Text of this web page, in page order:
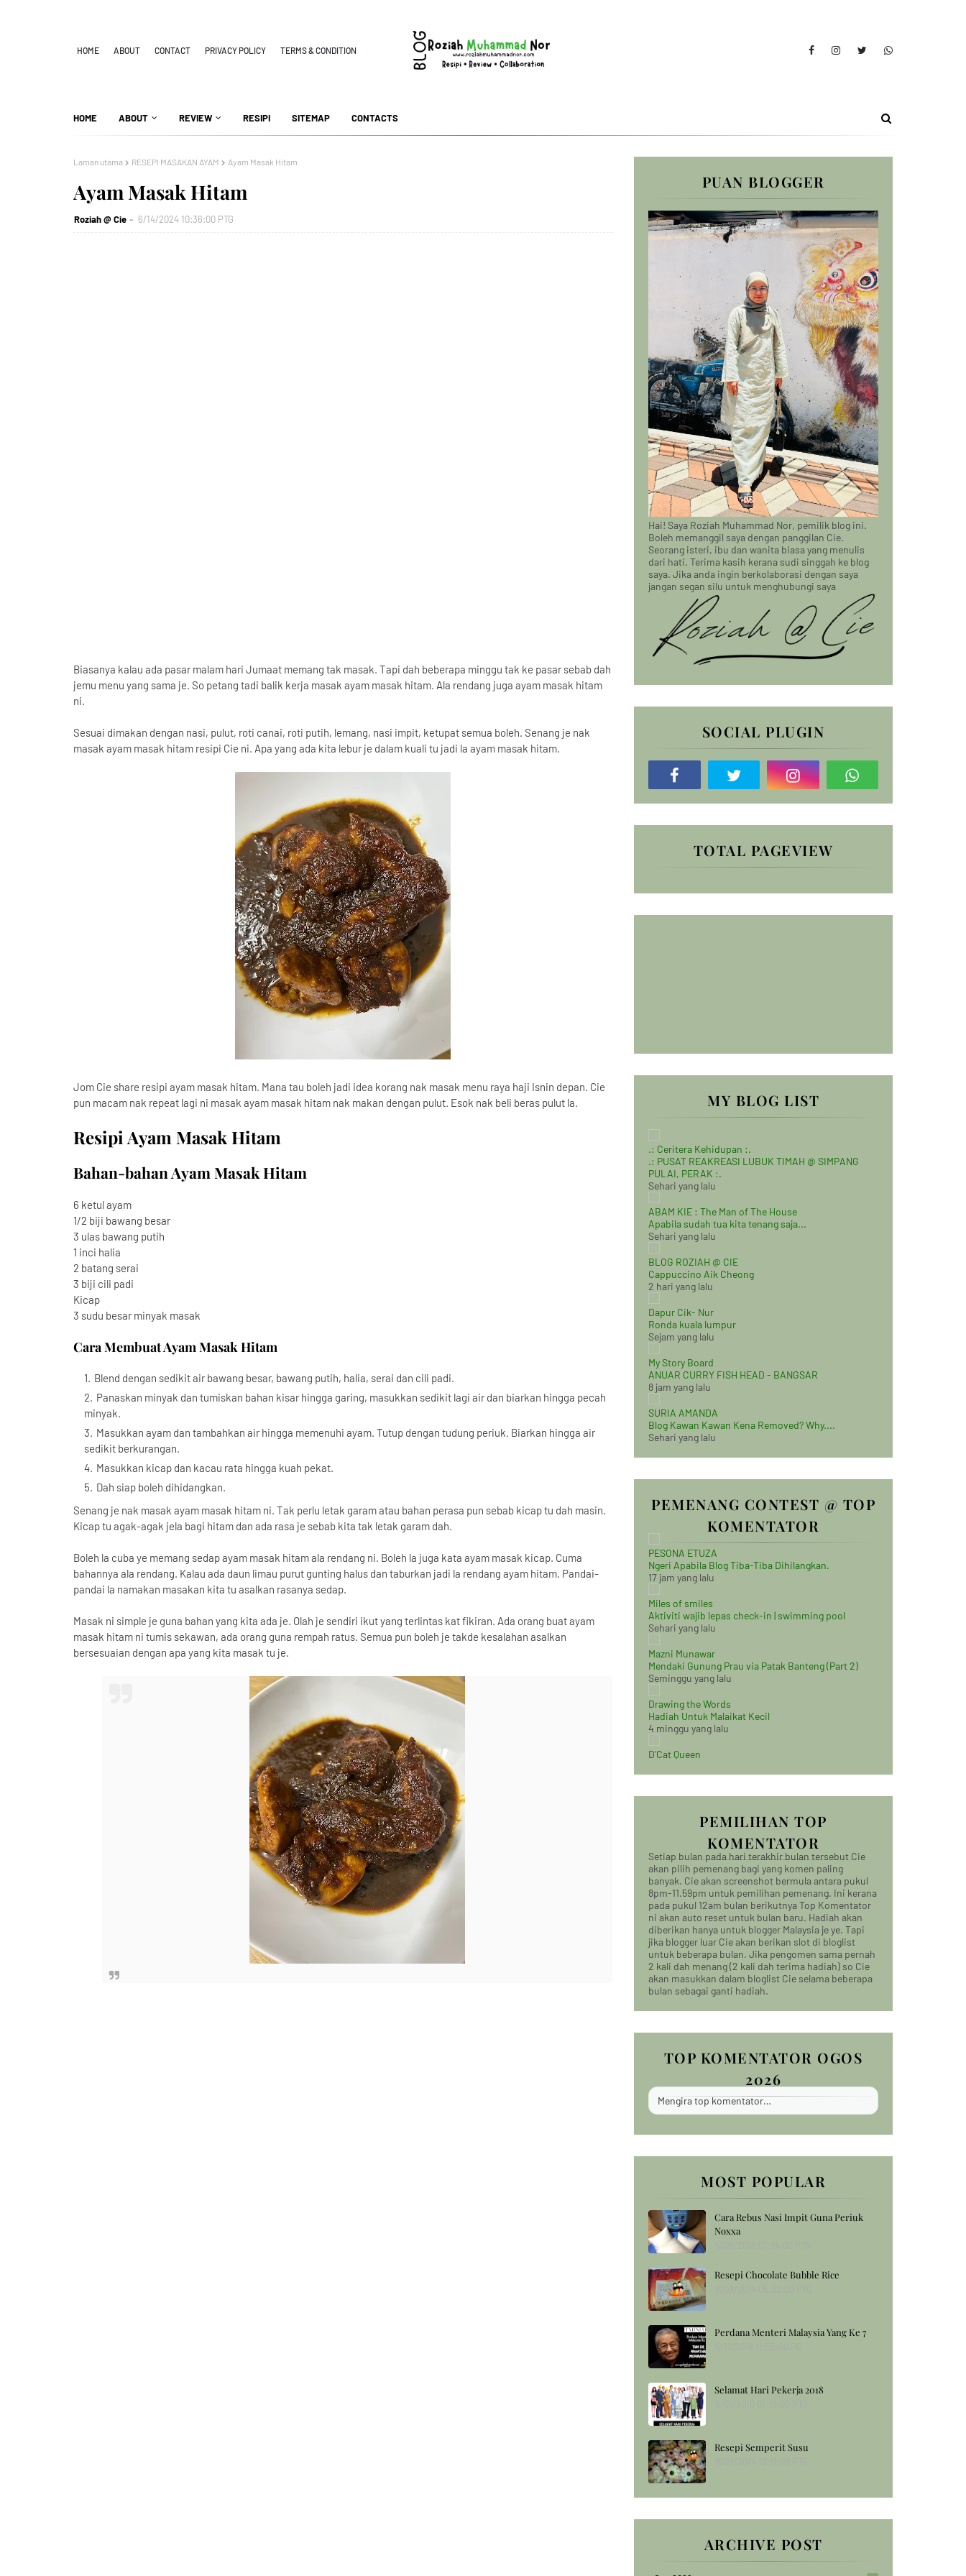
HOME ABOUT CONTACT PRIVACY POLICY TERMS & CONDITION
HOME ABOUT REVIEW RESIPI SITEMAP CONTACTS
Laman utama RESEPI MASAKAN AYAM Ayam Masak Hitam
Ayam Masak Hitam
Roziah @ Cie 6/14/2024 10:36:00 PTG
Biasanya kalau ada pasar malam hari Jumaat memang tak masak. Tapi dah beberapa minggu tak ke pasar sebab dah
jemu menu yang sama je. So petang tadi balik kerja masak ayam masak hitam. Ala rendang juga ayam masak hitam
ni.
Sesuai dimakan dengan nasi, pulut, roti canai, roti putih, lemang, nasi impit, ketupat semua boleh. Senang je nak
masak ayam masak hitam resipi Cie ni. Apa yang ada kita lebur je dalam kuali tu jadi la ayam masak hitam.
Jom Cie share resipi ayam masak hitam. Mana tau boleh jadi idea korang nak masak menu raya haji Isnin depan. Cie
pun macam nak repeat lagi ni masak ayam masak hitam nak makan dengan pulut. Esok nak beli beras pulut la.
Resipi Ayam Masak Hitam
Bahan-bahan Ayam Masak Hitam
6 ketul ayam
1/2 biji bawang besar
3 ulas bawang putih
1 inci halia
2 batang serai
3 biji cili padi
Kicap
3 sudu besar minyak masak
Cara Membuat Ayam Masak Hitam
Blend dengan sedikit air bawang besar, bawang putih, halia, serai dan cili padi.
Panaskan minyak dan tumiskan bahan kisar hingga garing, masukkan sedikit lagi air dan biarkan hingga pecah
minyak.
Masukkan ayam dan tambahkan air hingga memenuhi ayam. Tutup dengan tudung periuk. Biarkan hingga air
sedikit berkurangan.
Masukkan kicap dan kacau rata hingga kuah pekat.
Dah siap boleh dihidangkan.
Senang je nak masak ayam masak hitam ni. Tak perlu letak garam atau bahan perasa pun sebab kicap tu dah masin.
Kicap tu agak-agak jela bagi hitam dan ada rasa je sebab kita tak letak garam dah.
Boleh la cuba ye memang sedap ayam masak hitam ala rendang ni. Boleh la juga kata ayam masak kicap. Cuma
bahannya ala rendang. Kalau ada daun limau purut gunting halus dan taburkan jadi la rendang ayam hitam. Pandai-
pandai la namakan masakan kita tu asalkan rasanya sedap.
Masak ni simple je guna bahan yang kita ada je. Olah je sendiri ikut yang terlintas kat fikiran. Ada orang buat ayam
masak hitam ni tumis sekawan, ada orang guna rempah ratus. Semua pun boleh je takde kesalahan asalkan
bersesuaian dengan apa yang kita masak tu je.
PUAN BLOGGER
Hai! Saya Roziah Muhammad Nor, pemilik blog ini.
Boleh memanggil saya dengan panggilan Cie.
Seorang isteri, ibu dan wanita biasa yang menulis
dari hati. Terima kasih kerana sudi singgah ke blog
saya. Jika anda ingin berkolaborasi dengan saya
jangan segan silu untuk menghubungi saya
SOCIAL PLUGIN
TOTAL PAGEVIEW
MY BLOG LIST
.: Ceritera Kehidupan :.
.: PUSAT REAKREASI LUBUK TIMAH @ SIMPANG
PULAI, PERAK :.
Sehari yang lalu
ABAM KIE : The Man of The House
Apabila sudah tua kita tenang saja...
Sehari yang lalu
BLOG ROZIAH @ CIE
Cappuccino Aik Cheong
2 hari yang lalu
Dapur Cik- Nur
Ronda kuala lumpur
Sejam yang lalu
My Story Board
ANUAR CURRY FISH HEAD - BANGSAR
8 jam yang lalu
SURIA AMANDA
Blog Kawan Kawan Kena Removed? Why....
Sehari yang lalu
PEMENANG CONTEST @ TOP
KOMENTATOR
PESONA ETUZA
Ngeri Apabila Blog Tiba-Tiba Dihilangkan.
17 jam yang lalu
Miles of smiles
Aktiviti wajib lepas check-in | swimming pool
Sehari yang lalu
Mazni Munawar
Mendaki Gunung Prau via Patak Banteng (Part 2)
Seminggu yang lalu
Drawing the Words
Hadiah Untuk Malaikat Kecil
4 minggu yang lalu
D'Cat Queen
PEMILIHAN TOP
KOMENTATOR
Setiap bulan pada hari terakhir bulan tersebut Cie
akan pilih pemenang bagi yang komen paling
banyak. Cie akan screenshot bermula antara pukul
8pm-11.59pm untuk pemilihan pemenang. Ini kerana
pada pukul 12am bulan berikutnya Top Komentator
ni akan auto reset untuk bulan baru. Hadiah akan
diberikan hanya untuk blogger Malaysia je ye. Tapi
jika blogger luar Cie akan berikan slot di bloglist
untuk beberapa bulan. Jika pengomen sama pernah
2 kali dah menang (2 kali dah terima hadiah) so Cie
akan masukkan dalam bloglist Cie selama beberapa
bulan sebagai ganti hadiah.
TOP KOMENTATOR OGOS
2026
Mengira top komentator…
MOST POPULAR
Cara Rebus Nasi Impit Guna Periuk
Noxxa
Resepi Chocolate Bubble Rice
Perdana Menteri Malaysia Yang Ke 7
Selamat Hari Pekerja 2018
Resepi Semperit Susu
ARCHIVE POST